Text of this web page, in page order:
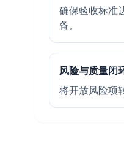
确保验收标准
备。
风险与质量闭
将开放风险项